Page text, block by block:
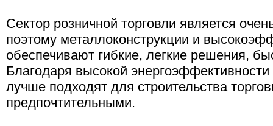
Сектор розничной торговли является
поэтому металлоконструкции и
обеспечивают гибкие, легкие решения,
Благодаря высокой
лучше подходят для строительства
предпочтительными.